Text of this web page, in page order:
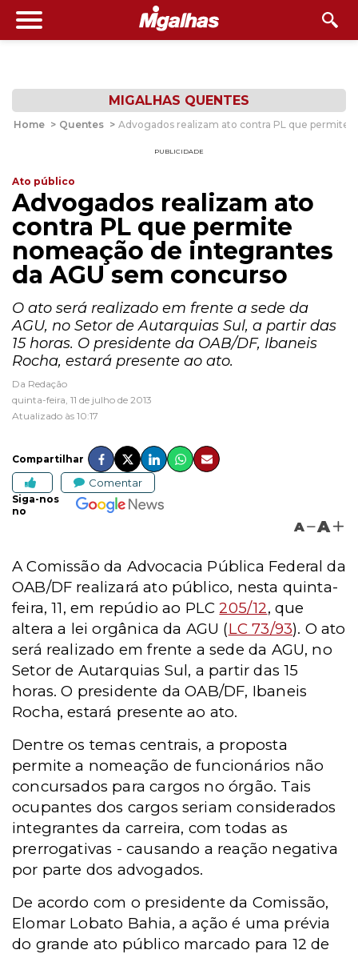
MIGALHAS QUENTES
Home > Quentes > Advogados realizam ato contra PL que permite
PUBLICIDADE
Ato público
Advogados realizam ato
contra PL que permite
nomeação de integrantes
da AGU sem concurso
O ato será realizado em frente a sede da
AGU, no Setor de Autarquias Sul, a partir das
15 horas. O presidente da OAB/DF, Ibaneis
Rocha, estará presente ao ato.
Da Redação
quinta-feira, 11 de julho de 2013
Atualizado às 10:17
Compartilhar
Comentar
Siga-nos
no
A A
A Comissão da Advocacia Pública Federal da
OAB/DF realizará ato público, nesta quinta-
feira, 11, em repúdio ao PLC205/12, que
altera a lei orgânica da AGU (LC 73/93). O ato
será realizado em frente a sede da AGU, no
Setor de Autarquias Sul, a partir das 15
horas. O presidente da OAB/DF, Ibaneis
Rocha, estará presente ao ato.
Dentre os temas centrais, a proposta
permite a nomeação de funcionários não
concursados para cargos no órgão. Tais
ocupantes dos cargos seriam considerados
integrantes da carreira, com todas as
prerrogativas - causando a reação negativa
por parte dos advogados.
De acordo com o presidente da Comissão,
Elomar Lobato Bahia, a ação é uma prévia
do grande ato público marcado para 12 de